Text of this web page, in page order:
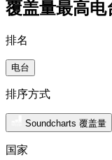
覆盖量最高电
排名
电台
排序方式
Soundcharts 覆盖量
国家